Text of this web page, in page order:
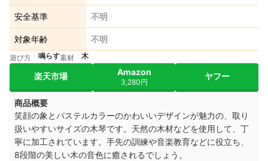
安全基準 不明
対象年齢 不明
遊び方 鳴らす素材 木
楽天市場 Amazon
3,280円
ヤフー
商品概要
笑顔の象とパステルカラーのかわいいデザインが魅力の、取り
扱いやすいサイズの木琴です。天然の木材などを使用して、丁
寧に加工されています。手先の訓練や音楽教育などに役立ち、
8段階の美しい木の音色に癒されるでしょう。